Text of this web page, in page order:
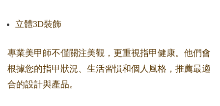
立體3D裝飾
專業美甲師不僅關注美觀，更重視指甲健康。他們會
根據您的指甲狀況、生活習慣和個人風格，推薦最適
合的設計與產品。